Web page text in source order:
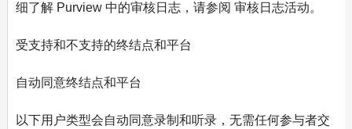
细了解 Purview 中的审核日志，请参阅 审核日志活动。
受支持和不支持的终结点和平台
自动同意终结点和平台
以下用户类型会自动同意录制和听录，无需任何参与者交